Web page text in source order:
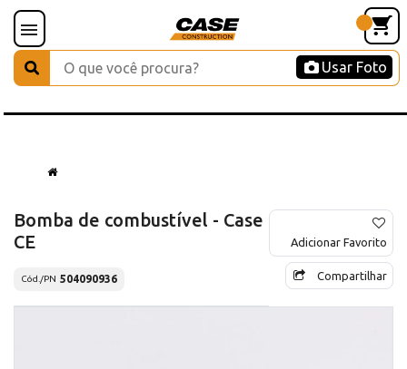
Usar Foto
Bomba de combustível - Case
CE
Cód./PN 504090936
Adicionar Favorito
Compartilhar